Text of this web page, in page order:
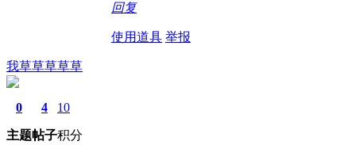
回复
使用道具 举报
我草草草草草
0
主题
4
帖子
10
积分